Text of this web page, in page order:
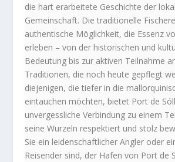
die hart erarbeitete Geschichte der
Gemeinschaft. Die traditionelle
authentische Möglichkeit, die Essenz
erleben – von der historischen und
Bedeutung bis zur aktiven Teilnahme
Traditionen, die noch heute gepflegt
diejenigen, die tiefer in die
eintauchen möchten, bietet Port de
unvergessliche Verbindung zu einem
seine Wurzeln respektiert und stolz
Sie ein leidenschaftlicher Angler oder
Reisender sind, der Hafen von Port de